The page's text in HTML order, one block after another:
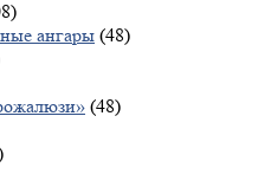
ангары (48)
(48)